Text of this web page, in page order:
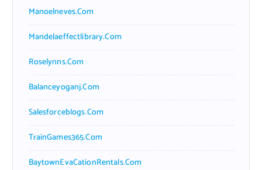
Manoelneves.com
Mandelaeffectlibrary.com
Roselynns.com
Balanceyoganj.com
Salesforceblogs.com
TrainGames365.com
BaytownEvaCationRentals.com